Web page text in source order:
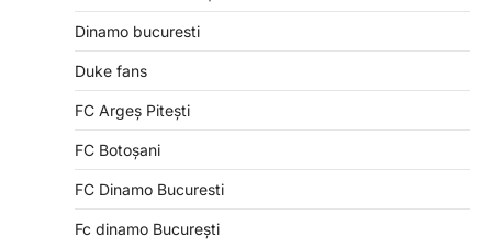
Dinamo bucuresti
Duke fans
FC Argeș Pitești
FC Botoșani
FC Dinamo Bucuresti
Fc dinamo București